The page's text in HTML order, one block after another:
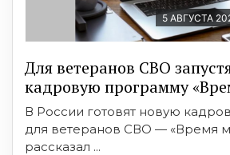
5 АВГУСТА
Для ветеранов СВО
кадровую программу
В России готовят новую
для ветеранов СВО — «Время
рассказал ...